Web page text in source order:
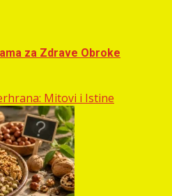
za Zdrave Obroke
Mitovi i Istine